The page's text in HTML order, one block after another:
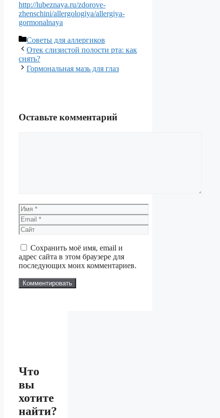
http://lubeznaya.ru/zdorove-
zhenschini/allergologiya/allergiya-
gormonalnaya
Рубрики
Советы для аллергиков
Отек слизистой полости рта: как
снять?
Гормональная мазь для глаз
Оставьте комментарий
Имя
Email
Сайт
Сохранить моё имя, email и
адрес сайта в этом браузере для
последующих моих комментариев.
Что
вы
хотите
найти?